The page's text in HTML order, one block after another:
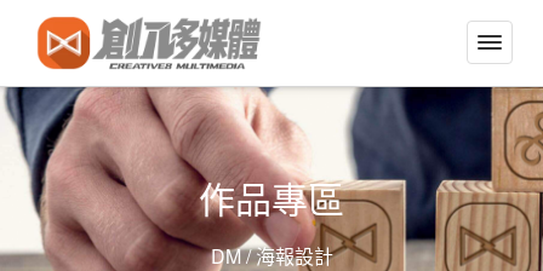
切
換
導
選
單
作品專區
DM / 海報設計